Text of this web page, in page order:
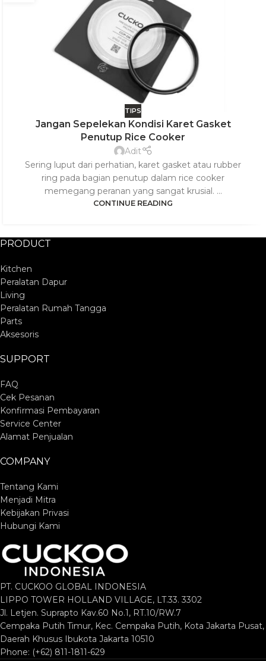
TIPS
Jangan Sepelekan Kondisi Karet Gasket
Penutup Rice Cooker
Adit
Sering luput dari perhatian, karet gasket atau rubber
ring pada bagian penutup dalam rice cooker
memegang peranan yang sangat krusial. ...
CONTINUE READING
PRODUCT
Kitchen
Peralatan Dapur
Living
Peralatan Rumah Tangga
Parts
Aksesoris
SUPPORT
FAQ
Cek Pesanan
Konfirmasi Pembayaran
Service Center
Alamat Penjualan
COMPANY
Tentang Kami
Menjadi Mitra
Kebijakan Privasi
Hubungi Kami
PT. CUCKOO GLOBAL INDONESIA
LIPPO TOWER HOLLAND VILLAGE, LT.33. 3302
Jl. Letjen. Suprapto Kav.60 No.1, RT.10/RW.7
Cempaka Putih Timur, Kec. Cempaka Putih, Kota Jakarta Pusat,
Daerah Khusus Ibukota Jakarta 10510
Phone: (+62) 811-1811-629